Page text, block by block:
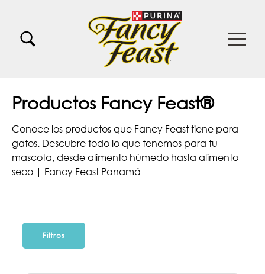
Menu Secundario Fancy feast
Menu Principal Fancy Feast
Productos Fancy Feast®
Conoce los productos que Fancy Feast tiene para
gatos. Descubre todo lo que tenemos para tu
mascota, desde alimento húmedo hasta alimento
seco | Fancy Feast Panamá
Filtros